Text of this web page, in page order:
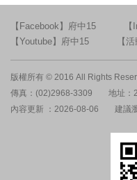
【Facebook】府中15
【Youtube】府中15
【
版權所有 © 2016 All Rights
傳真：(02)2968-3309
地址：
內容更新 ：2026-08-06
建議